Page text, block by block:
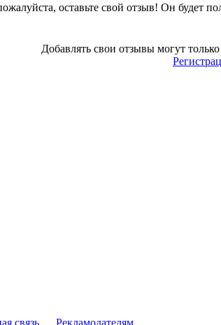
оставьте свой отзыв! Он будет
Добавлять свои отзывы могут
связь Рекламодателям